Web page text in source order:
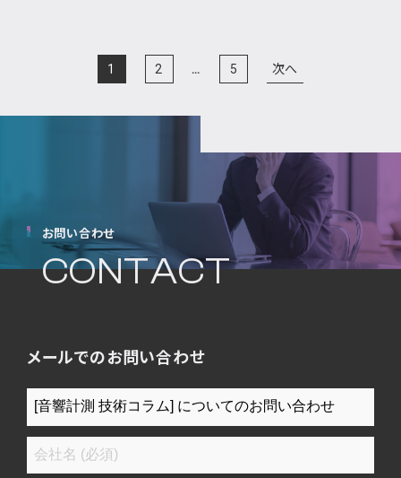
1 2 … 5 次へ
お問い合わせ
CONTACT
メールでのお問い合わせ